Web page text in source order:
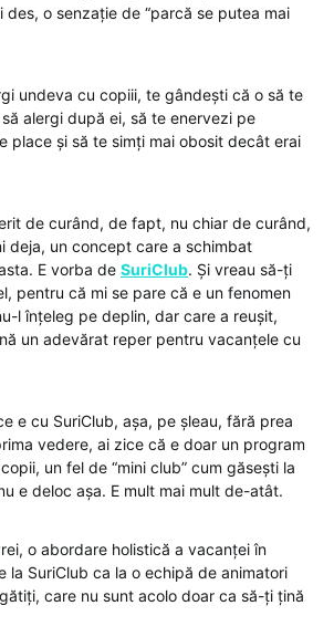
des, o senzație de “parcă se putea mai
undeva cu copiii, te gândești că o să te
alergi după ei, să te enervezi pe
place și să te simți mai obosit decât erai
de curând, de fapt, nu chiar de curând,
deja, un concept care a schimbat
E vorba de SuriClub. Și vreau să-ți
pentru că mi se pare că e un fenomen
l înțeleg pe deplin, dar care a reușit,
un adevărat reper pentru vacanțele cu
e cu SuriClub, așa, pe șleau, fără prea
vedere, ai zice că e doar un program
un fel de “mini club” cum găsești la
e deloc așa. E mult mai mult de-atât.
o abordare holistică a vacanței în
la SuriClub ca la o echipă de animatori
care nu sunt acolo doar ca să-ți țină